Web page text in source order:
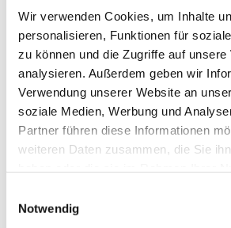
Wir verwenden Cookies, um Inhalte
personalisieren, Funktionen für
zu können und die Zugriffe auf unsere
analysieren. Außerdem geben wir
Verwendung unserer Website an
soziale Medien, Werbung und
Partner führen diese Informationen
weiteren Daten zusammen, die Sie
NotwendigDies könnte Sie